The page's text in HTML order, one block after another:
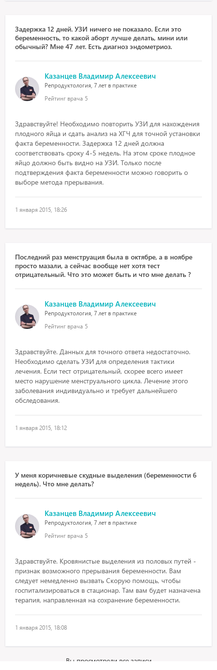
Задержка 12 дней. УЗИ ничего не показало. Если это
беременность, то какой аборт лучше делать, мини или
обычный? Мне 47 лет. Есть диагноз эндометриоз.
Казанцев Владимир Алексеевич
Репродуктология, 7 лет в практике
Рейтинг врача 5
Здравствуйте! Необходимо повторить УЗИ для нахождения
плодного яйца и сдать анализ на ХГЧ для точной установки
факта беременности. Задержка 12 дней должна
соответствовать сроку 4-5 недель. На этом сроке плодное
яйцо должно быть видно на УЗИ. Только после
подтверждения факта беременности можно говорить о
выборе метода прерывания.
1 января 2015, 18:26
Последний раз менструация была в октябре, а в ноябре
просто мазали, а сейчас вообще нет хотя тест
отрицательный. Что это может быть и что мне делать ?
Казанцев Владимир Алексеевич
Репродуктология, 7 лет в практике
Рейтинг врача 5
Здравствуйте. Данных для точного ответа недостаточно.
Необходимо сделать УЗИ для определения тактики
лечения. Если тест отрицательный, скорее всего имеет
место нарушение менструального цикла. Лечение этого
заболевания индивидуально и требует дальнейшего
обследования.
1 января 2015, 18:12
У меня коричневые скудные выделения (беременности 6
недель). Что мне делать?
Казанцев Владимир Алексеевич
Репродуктология, 7 лет в практике
Рейтинг врача 5
Здравствуйте. Кровянистые выделения из половых путей -
признак возможного прерывания беременности. Вам
следует немедленно вызвать Скорую помощь, чтобы
госпитализироваться в стационар. Там вам будет назначена
терапия, направленная на сохранение беременности.
1 января 2015, 18:08
Вы просмотрели все записи